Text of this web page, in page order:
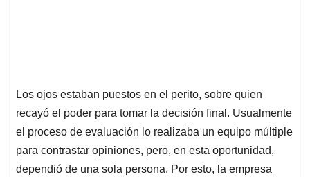
Los ojos estaban puestos en el perito, sobre quien
recayó el poder para tomar la decisión final. Usualmente
el proceso de evaluación lo realizaba un equipo múltiple
para contrastar opiniones, pero, en esta oportunidad,
dependió de una sola persona. Por esto, la empresa